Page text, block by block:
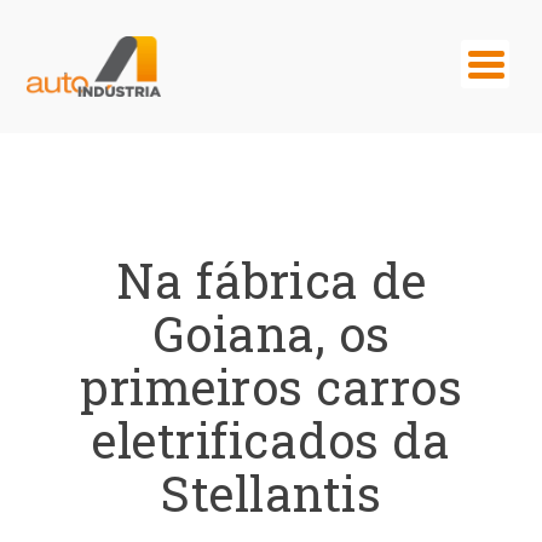
Na fábrica de
Goiana, os
primeiros carros
eletrificados da
Stellantis